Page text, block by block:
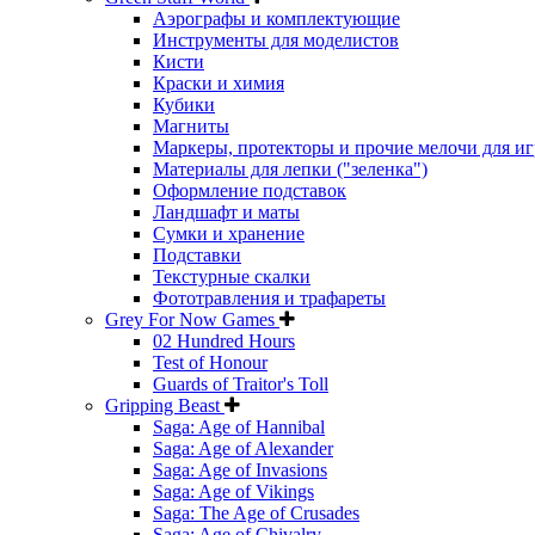
Аэрографы и комплектующие
Инструменты для моделистов
Кисти
Краски и химия
Кубики
Магниты
Маркеры, протекторы и прочие мелочи для
Материалы для лепки ("зеленка")
Оформление подставок
Ландшафт и маты
Сумки и хранение
Подставки
Текстурные скалки
Фототравления и трафареты
Grey For Now Games
02 Hundred Hours
Test of Honour
Guards of Traitor's Toll
Gripping Beast
Saga: Age of Hannibal
Saga: Age of Alexander
Saga: Age of Invasions
Saga: Age of Vikings
Saga: The Age of Crusades